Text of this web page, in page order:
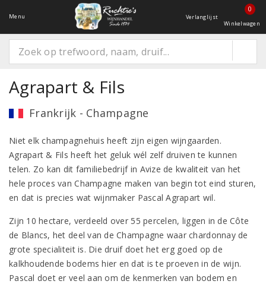
Menu Verlanglijst
0
Winkelwagen
Agrapart & Fils
Frankrijk - Champagne
Niet elk champagnehuis heeft zijn eigen wijngaarden.
Agrapart & Fils heeft het geluk wél zelf druiven te kunnen
telen. Zo kan dit familiebedrijf in Avize de kwaliteit van het
hele proces van Champagne maken van begin tot eind sturen,
en dat is precies wat wijnmaker Pascal Agrapart wil.
Zijn 10 hectare, verdeeld over 55 percelen, liggen in de Côte
de Blancs, het deel van de Champagne waar chardonnay de
grote specialiteit is. Die druif doet het erg goed op de
kalkhoudende bodems hier en dat is te proeven in de wijn.
Pascal doet er veel aan om de kenmerken van bodem en